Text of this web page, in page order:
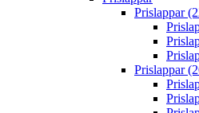
Prislappar
Prislappar